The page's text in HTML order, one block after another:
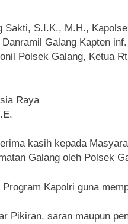
S.I.K., M.H.,
Galang Kapten
Polsek Galang, Ketua
Raya
kasih kepada
Galang oleh Polsek
Kapolri guna
Pikiran, saran maupun